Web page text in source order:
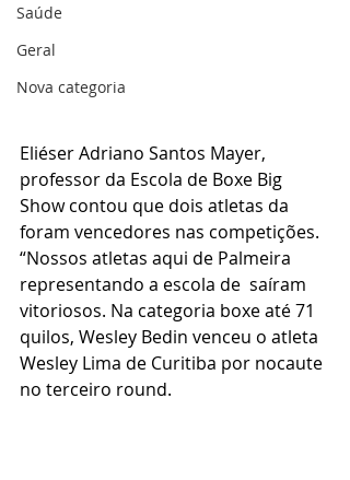
Saúde
Geral
Nova categoria
Eliéser Adriano Santos Mayer,
professor da Escola de Boxe Big
Show contou que dois atletas da
foram vencedores nas competições.
“Nossos atletas aqui de Palmeira
representando a escola de  saíram
vitoriosos. Na categoria boxe até 71
quilos, Wesley Bedin venceu o atleta
Wesley Lima de Curitiba por nocaute
no terceiro round.